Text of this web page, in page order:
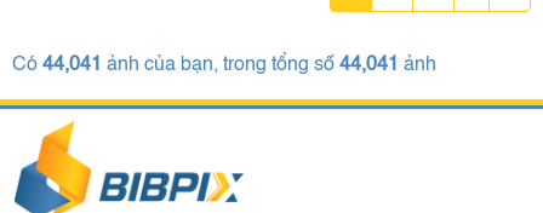
Có 44,041 ảnh của bạn, trong tổng số 44,041 ảnh